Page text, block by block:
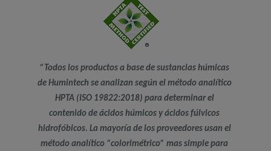
“Todos los productos a base de sustancias húmicas
de Humintech se analizan según el método analítico
HPTA (ISO 19822:2018) para determinar el
contenido de ácidos húmicos y ácidos fúlvicos
hidrofóbicos. La mayoría de los proveedores usan el
método analítico “colorimétrico” mas simple para